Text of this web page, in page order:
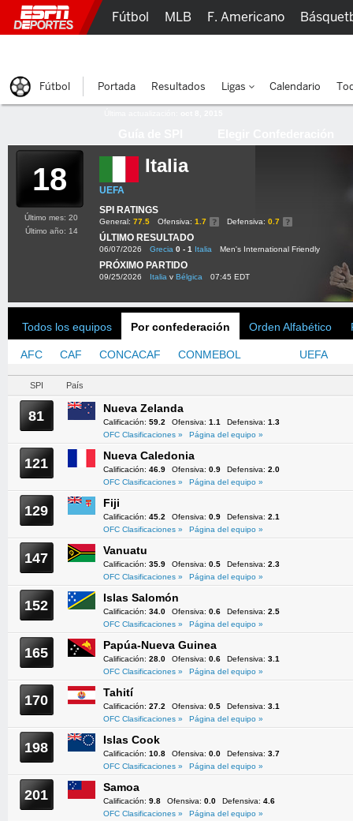
18 Italia
UEFA
SPI RATINGS
General: 77.5 Ofensiva: 1.7 Defensiva: 0.7
ÚLTIMO RESULTADO
06/07/2026 Grecia 0 - 1 Italia Men's International Friendly
PRÓXIMO PARTIDO
09/25/2026 Italia v Bélgica 07:45 EDT
Último mes: 20
Último año: 14
Todos los equipos Por confederación Orden Alfabético
AFC CAF CONCACAF CONMEBOL UEFA
SPI País
81 Nueva Zelanda
Calificación: 59.2 Ofensiva: 1.1 Defensiva: 1.3
OFC Clasificaciones »
Página del equipo »
121 Nueva Caledonia
Calificación: 46.9 Ofensiva: 0.9 Defensiva: 2.0
OFC Clasificaciones »
Página del equipo »
129 Fiji
Calificación: 45.2 Ofensiva: 0.9 Defensiva: 2.1
OFC Clasificaciones »
Página del equipo »
147 Vanuatu
Calificación: 35.9 Ofensiva: 0.5 Defensiva: 2.3
OFC Clasificaciones »
Página del equipo »
152 Islas Salomón
Calificación: 34.0 Ofensiva: 0.6 Defensiva: 2.5
OFC Clasificaciones »
Página del equipo »
165 Papúa-Nueva Guinea
Calificación: 28.0 Ofensiva: 0.6 Defensiva: 3.1
OFC Clasificaciones »
Página del equipo »
170 Tahití
Calificación: 27.2 Ofensiva: 0.5 Defensiva: 3.1
OFC Clasificaciones »
Página del equipo »
198 Islas Cook
Calificación: 10.8 Ofensiva: 0.0 Defensiva: 3.7
OFC Clasificaciones »
Página del equipo »
201 Samoa
Calificación: 9.8 Ofensiva: 0.0 Defensiva: 4.6
OFC Clasificaciones »
Página del equipo »
Fútbol MLB F. Americano
Fútbol Portada Resultados Ligas Calendario